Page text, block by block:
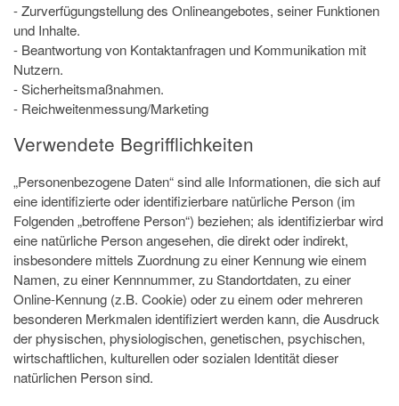
- Zurverfügungstellung des Onlineangebotes, seiner Funktionen
und Inhalte.
- Beantwortung von Kontaktanfragen und Kommunikation mit
Nutzern.
- Sicherheitsmaßnahmen.
- Reichweitenmessung/Marketing
Verwendete Begrifflichkeiten
„Personenbezogene Daten“ sind alle Informationen, die sich auf
eine identifizierte oder identifizierbare natürliche Person (im
Folgenden „betroffene Person“) beziehen; als identifizierbar wird
eine natürliche Person angesehen, die direkt oder indirekt,
insbesondere mittels Zuordnung zu einer Kennung wie einem
Namen, zu einer Kennnummer, zu Standortdaten, zu einer
Online-Kennung (z.B. Cookie) oder zu einem oder mehreren
besonderen Merkmalen identifiziert werden kann, die Ausdruck
der physischen, physiologischen, genetischen, psychischen,
wirtschaftlichen, kulturellen oder sozialen Identität dieser
natürlichen Person sind.